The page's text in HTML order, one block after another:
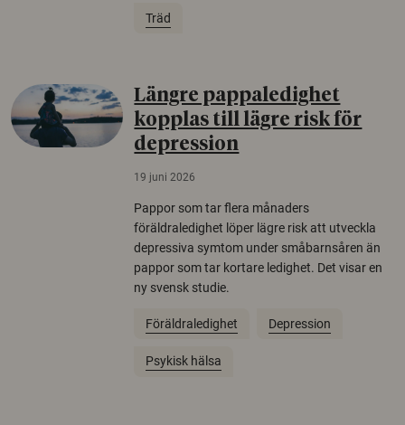
Träd
Längre pappaledighet
kopplas till lägre risk för
depression
19 juni 2026
Pappor som tar flera månaders
föräldraledighet löper lägre risk att utveckla
depressiva symtom under småbarnsåren än
pappor som tar kortare ledighet. Det visar en
ny svensk studie.
Föräldraledighet Depression
Psykisk hälsa